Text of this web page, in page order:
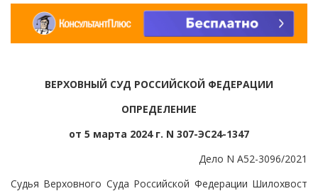
ВЕРХОВНЫЙ СУД РОССИЙСКОЙ ФЕДЕРАЦИИ
ОПРЕДЕЛЕНИЕ
от 5 марта 2024 г. N 307-ЭС24-1347
Дело N А52-3096/2021
Судья Верховного Суда Российской Федерации Шилохвост